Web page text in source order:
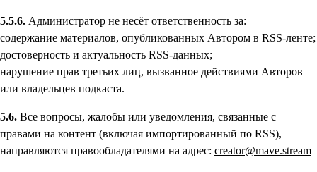
5.5.6. Администратор не несёт ответственность за:
содержание материалов, опубликованных Автором в RSS-ленте;
достоверность и актуальность RSS-данных;
нарушение прав третьих лиц, вызванное действиями Авторов
или владельцев подкаста.
5.6. Все вопросы, жалобы или уведомления, связанные с
правами на контент (включая импортированный по RSS),
направляются правообладателями на адрес: creator@mave.stream